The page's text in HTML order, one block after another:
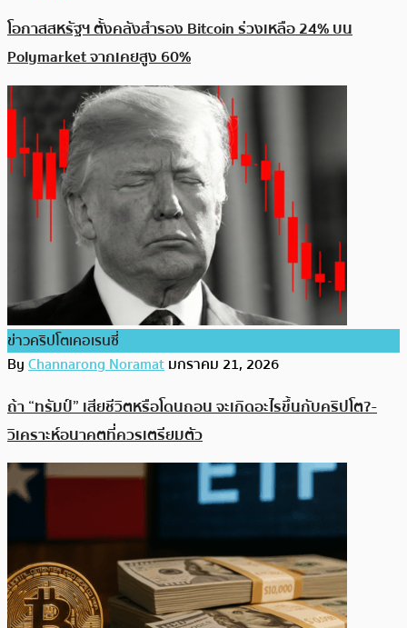
โอกาสสหรัฐฯ ตั้งคลังสำรอง Bitcoin ร่วงเหลือ 24% บน
Polymarket จากเคยสูง 60%
ข่าวคริปโตเคอเรนซี่
ByChannarong Noramatมกราคม 21, 2026
ถ้า “ทรัมป์” เสียชีวิตหรือโดนถอน จะเกิดอะไรขึ้นกับคริปโต?-
วิเคราะห์อนาคตที่ควรเตรียมตัว